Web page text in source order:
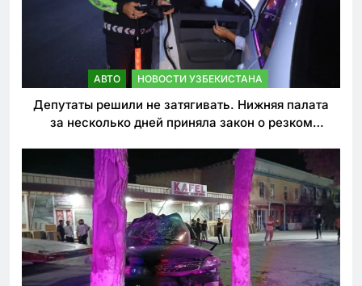
АВТО НОВОСТИ УЗБЕКИСТАНА
Депутаты решили не затягивать. Нижняя палата
за несколько дней приняла закон о резком